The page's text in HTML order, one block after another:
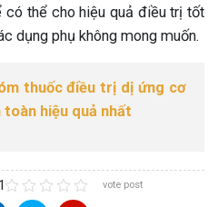
có thể cho hiệu quả điều trị tốt
dụng phụ không mong muốn.
thuốc điều trị dị ứng cơ
hiệu quả nhất
vote post